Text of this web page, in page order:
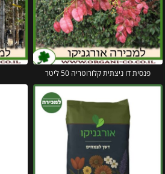
פנסית דו ניצתית קלורוטריה 50 ליטר